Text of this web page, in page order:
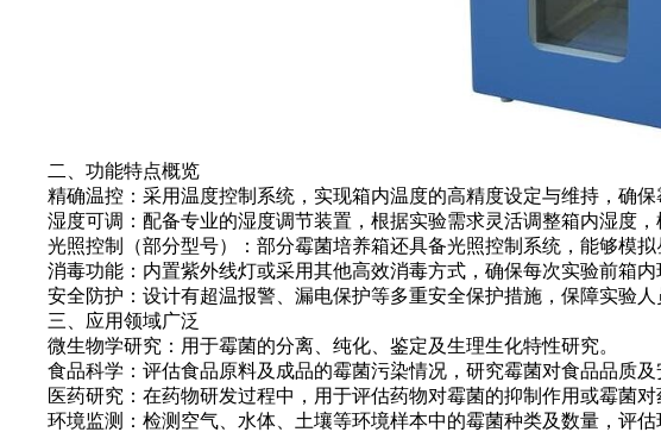
二、功能特点概览
精确温控：采用温度控制系统，实现箱内温度的高精度设定与维持，确保
湿度可调：配备专业的湿度调节装置，根据实验需求灵活调整箱内湿度，
光照控制（部分型号）：部分霉菌培养箱还具备光照控制系统，能够模拟
消毒功能：内置紫外线灯或采用其他高效消毒方式，确保每次实验前箱内
安全防护：设计有超温报警、漏电保护等多重安全保护措施，保障实验人
三、应用领域广泛
微生物学研究：用于霉菌的分离、纯化、鉴定及生理生化特性研究。
食品科学：评估食品原料及成品的霉菌污染情况，研究霉菌对食品品质及
医药研究：在药物研发过程中，用于评估药物对霉菌的抑制作用或霉菌对
环境监测：检测空气、水体、土壤等环境样本中的霉菌种类及数量，评估